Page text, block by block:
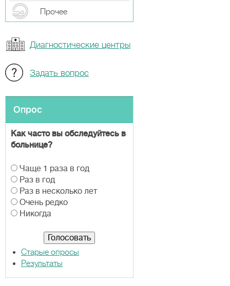
Прочeе
Диагностические центры
Задать вопрос
Опрос
Как часто вы обследуйтесь в
больнице?
В
а
р
и
а
Чаще 1 раза в год
Раз в год
Раз в несколько лет
Очень редко
Никогда
Старые опросы
Результаты